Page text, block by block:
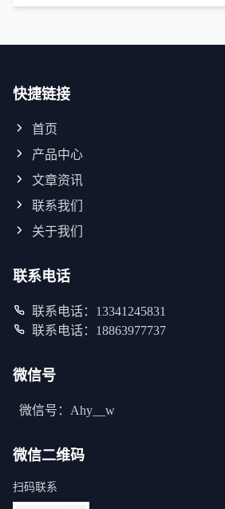
快捷链接
首页
产品中心
文章资讯
联系我们
关于我们
联系电话
联系电话：13341245831
联系电话：18863977737
微信号
微信号：Ahy__w
微信二维码
扫码联系